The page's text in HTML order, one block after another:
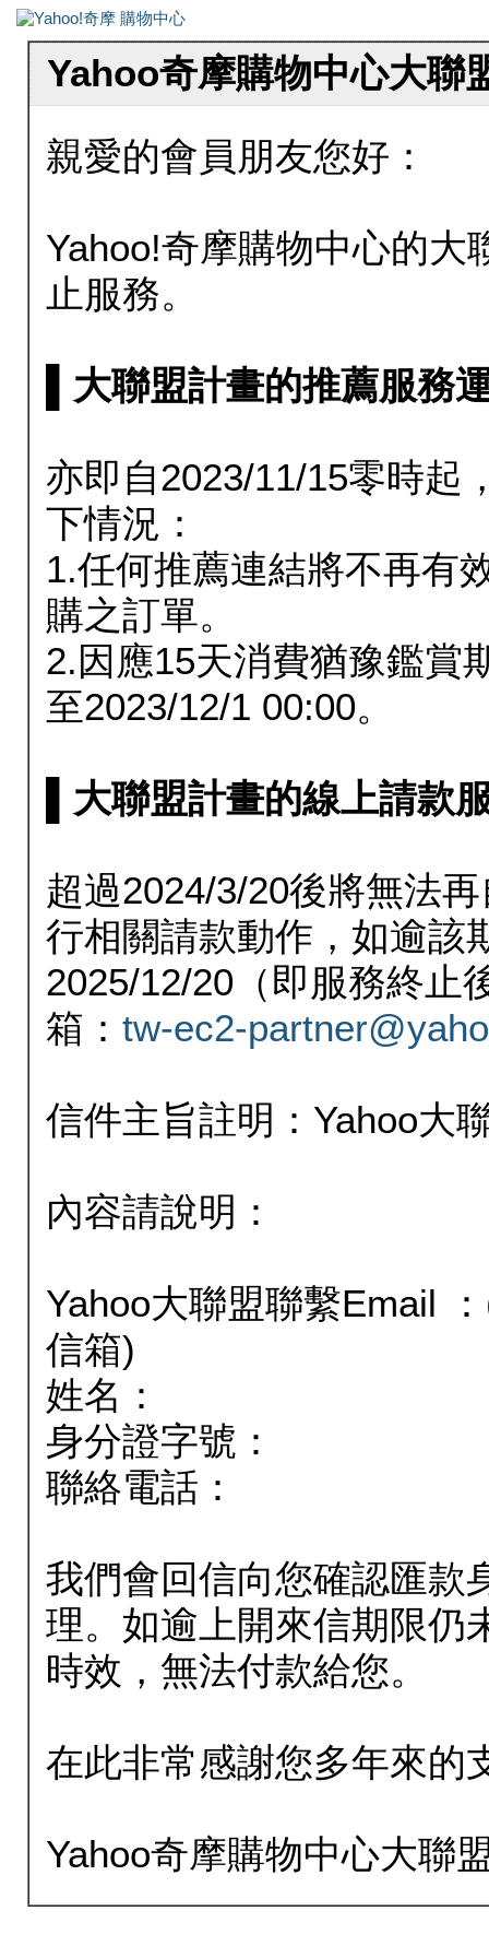
Yahoo奇摩購物中心大聯
親愛的會員朋友您好：
Yahoo!奇摩購物中心的大
止服務。
▌大聯盟計畫的推薦服務
亦即自2023/11/15零時起
下情況：
1.任何推薦連結將不再有
購之訂單。
2.因應15天消費猶豫鑑賞
至2023/12/1 00:00。
▌大聯盟計畫的線上請款
超過2024/3/20後將無法
行相關請款動作，如逾該
2025/12/20（即服務終止
箱： tw-ec2-
信件主旨註明：Yahoo大
內容請說明：
Yahoo大聯盟聯繫Email
信箱)
姓名：
身分證字號：
聯絡電話：
我們會回信向您確認匯款
理。如逾上開來信期限仍
時效，無法付款給您。
在此非常感謝您多年來的
Yahoo奇摩購物中心大